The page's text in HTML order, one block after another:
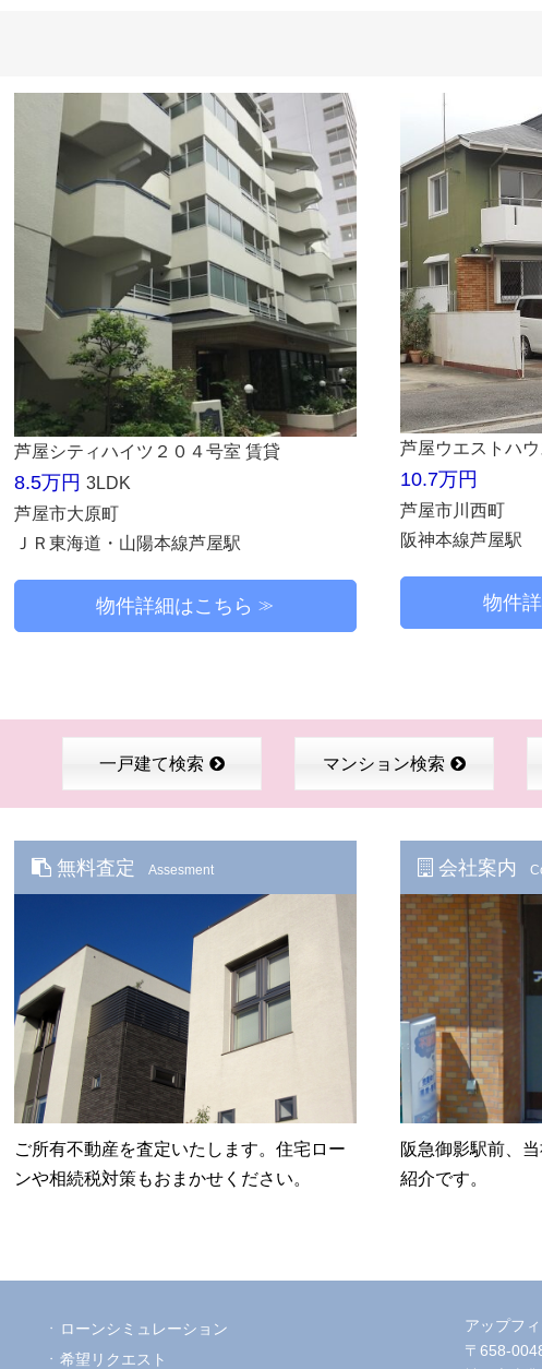
芦屋シティハイツ２０４号室 賃貸
8.5万円 3LDK
芦屋市大原町
ＪＲ東海道・山陽本線芦屋駅
物件詳細はこちら
芦屋ウエストハ
10.7万円
芦屋市川西町
阪神本線芦屋駅
物件
一戸建て検索 マンション検索
無料査定 Assesment
ご所有不動産を査定いたします。住宅ロー
ンや相続税対策もおまかせください。
会社案内
阪急御影駅前、
紹介です。
ローンシミュレーション
希望リクエスト
アップフ
〒658-